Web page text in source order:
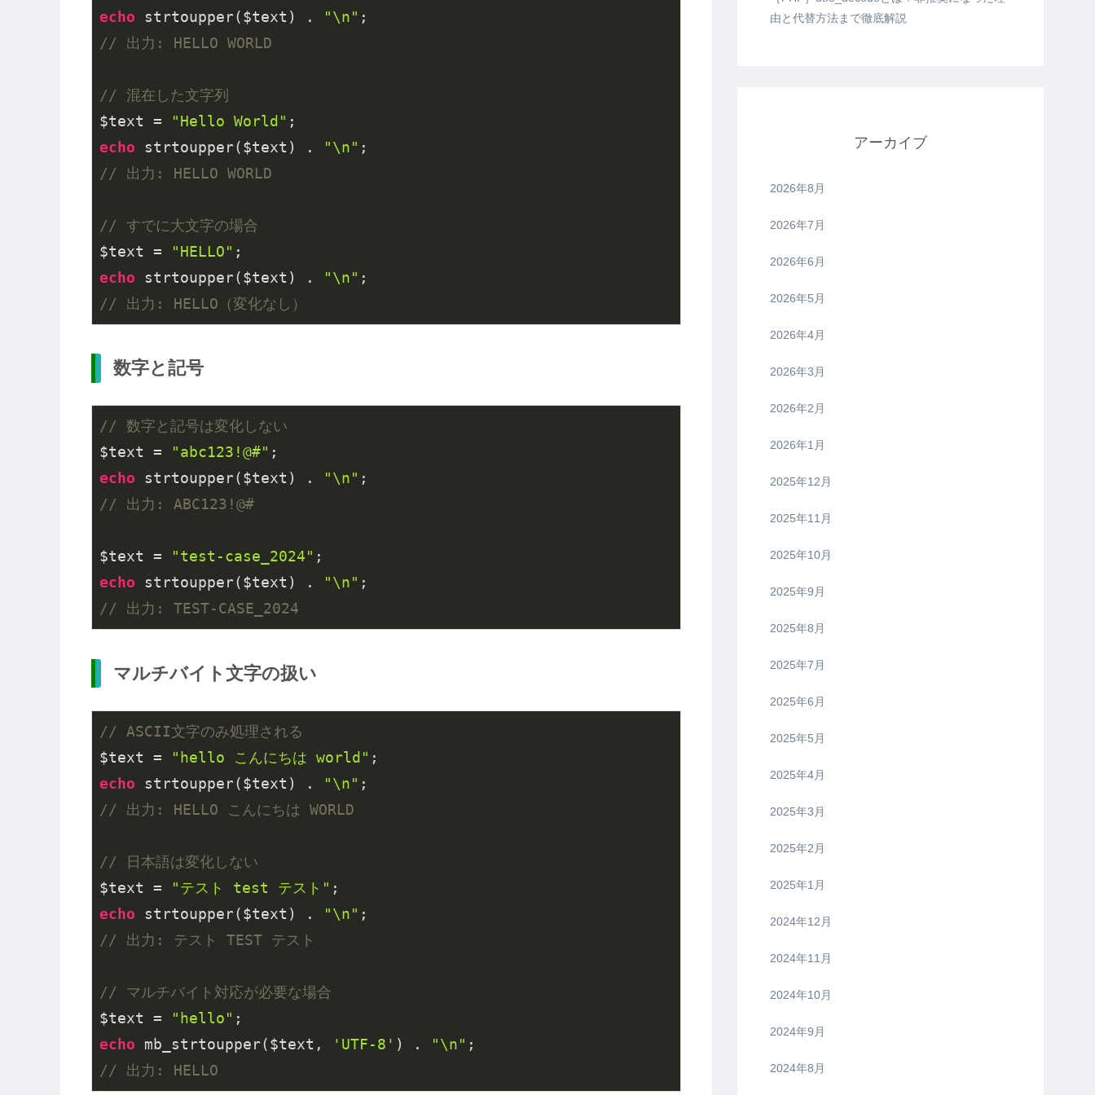
echo strtoupper($text) . "\n"
// 出力: HELLO WORLD
// 混在した文字列
$text =
"Hello World"
echo strtoupper($text) . "\n"
// 出力: HELLO WORLD
// すでに大文字の場合
$text =
"HELLO"
echo strtoupper($text) . "\n"
// 出力: HELLO（変化なし）
数字と記号
// 数字と記号は変化しない
$text =
"abc123!@#"
echo strtoupper($text) . "\n"
// 出力: ABC123!@#
$text = "test-case_2024"
echo strtoupper($text) . "\n"
// 出力: TEST-CASE_2024
マルチバイト文字の扱い
// ASCII文字のみ処理される
$text =
"hello こんにちは world"
echo strtoupper($text) . "\n"
// 出力: HELLO こんにちは WORLD
// 日本語は変化しない
$text =
"テスト test テスト"
echo strtoupper($text) . "\n"
// 出力: テスト TEST テスト
// マルチバイト対応が必要な場合
$text =
"hello"
echo mb_strtoupper($text, 'UTF-8' ) . "\n"
// 出力: HELLO
由と代替方法まで徹底解説
アーカイブ
2026年8月
2026年7月
2026年6月
2026年5月
2026年4月
2026年3月
2026年2月
2026年1月
2025年12月
2025年11月
2025年10月
2025年9月
2025年8月
2025年7月
2025年6月
2025年5月
2025年4月
2025年3月
2025年2月
2025年1月
2024年12月
2024年11月
2024年10月
2024年9月
2024年8月